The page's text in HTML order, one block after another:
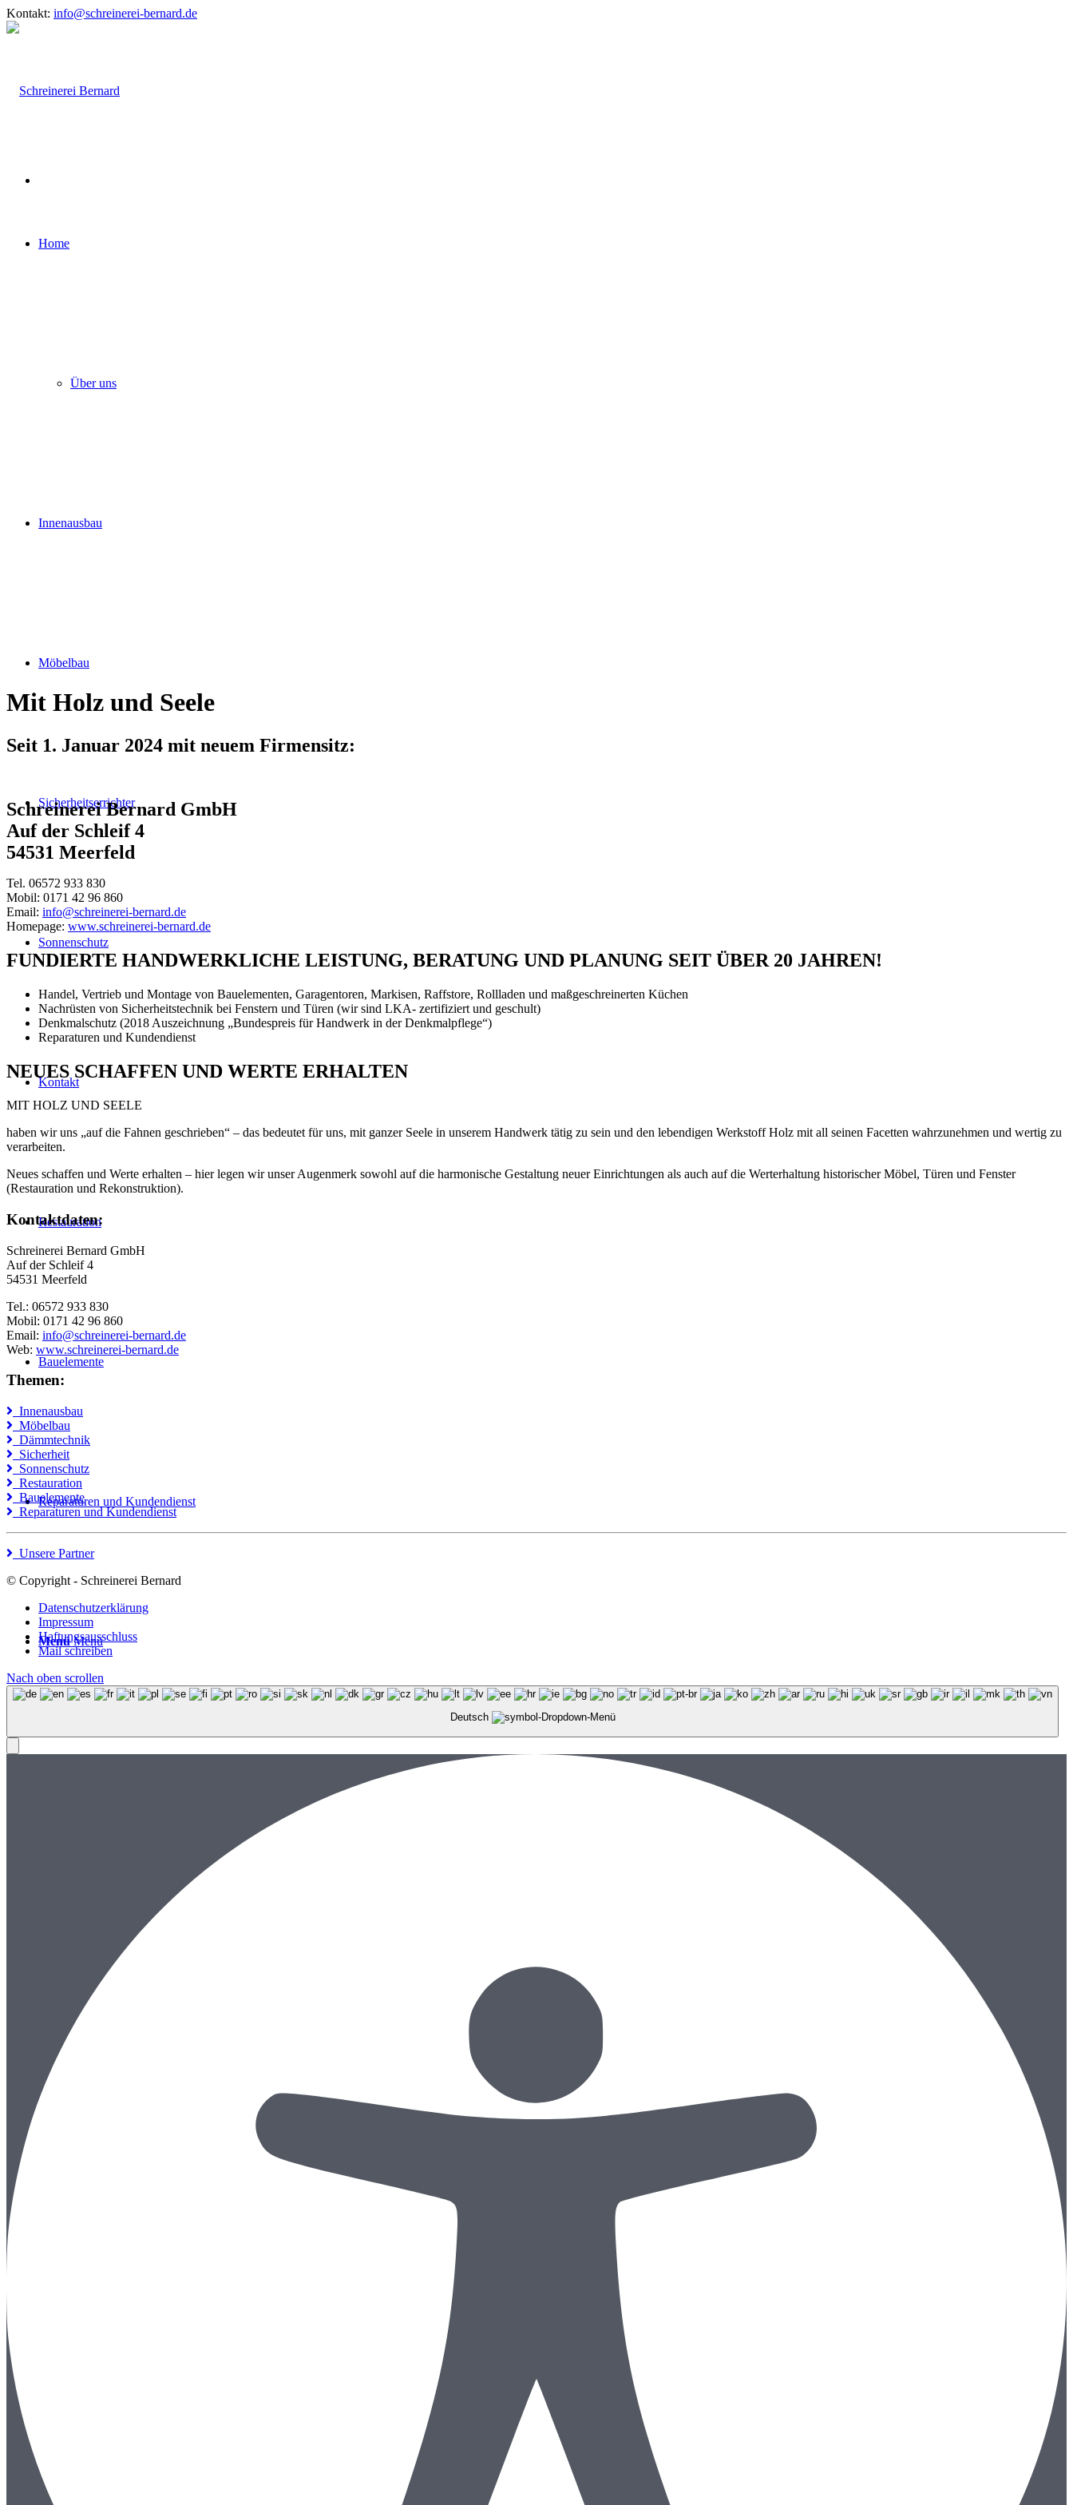
Kontakt: info@schreinerei-bernard.de
Home
Über uns
Innenausbau
Möbelbau
Sicherheitserrichter
Sonnenschutz
Kontakt
Restauration
Bauelemente
Reparaturen und Kundendienst
Menü Menü
Mit Holz und Seele
Seit 1. Januar 2024 mit neuem Firmensitz:
Schreinerei Bernard GmbH
Auf der Schleif 4
54531 Meerfeld
Tel. 06572 933 830
Mobil: 0171 42 96 860
Email: info@schreinerei-bernard.de
Homepage: www.schreinerei-bernard.de
FUNDIERTE HANDWERKLICHE LEISTUNG, BERATUNG UND PLANUNG SEIT ÜBER 20 JAHREN!
Handel, Vertrieb und Montage von Bauelementen, Garagentoren, Markisen, Raffstore, Rollladen und maßgeschreinerten Küchen
Nachrüsten von Sicherheitstechnik bei Fenstern und Türen (wir sind LKA- zertifiziert und geschult)
Denkmalschutz (2018 Auszeichnung „Bundespreis für Handwerk in der Denkmalpflege“)
Reparaturen und Kundendienst
NEUES SCHAFFEN UND WERTE ERHALTEN
MIT HOLZ UND SEELE
haben wir uns „auf die Fahnen geschrieben“ – das bedeutet für uns, mit ganzer Seele in unserem Handwerk tätig zu sein und den lebendigen Werkstoff Holz mit all seinen Facetten wahrzunehmen und wertig zu
verarbeiten.
Neues schaffen und Werte erhalten – hier legen wir unser Augenmerk sowohl auf die harmonische Gestaltung neuer Einrichtungen als auch auf die Werterhaltung historischer Möbel, Türen und Fenster
(Restauration und Rekonstruktion).
Kontaktdaten:
Schreinerei Bernard GmbH
Auf der Schleif 4
54531 Meerfeld
Tel.: 06572 933 830
Mobil: 0171 42 96 860
Email: info@schreinerei-bernard.de
Web: www.schreinerei-bernard.de
Themen:
Innenausbau
Möbelbau
Dämmtechnik
Sicherheit
Sonnenschutz
Restauration
Bauelemente
Reparaturen und Kundendienst
Unsere Partner
© Copyright - Schreinerei Bernard
Datenschutzerklärung
Impressum
Haftungsausschluss
Mail schreiben
Nach oben scrollen
Deutsch